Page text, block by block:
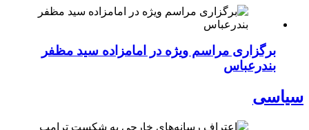
برگزاری مراسم ویژه در امامزاده سید مظفر
بندرعباس
سیاسی